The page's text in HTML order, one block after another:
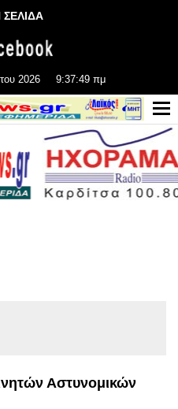
ΣΕΛΙΔΑ
2026 9:37:50 πμ
Αστυνομικών